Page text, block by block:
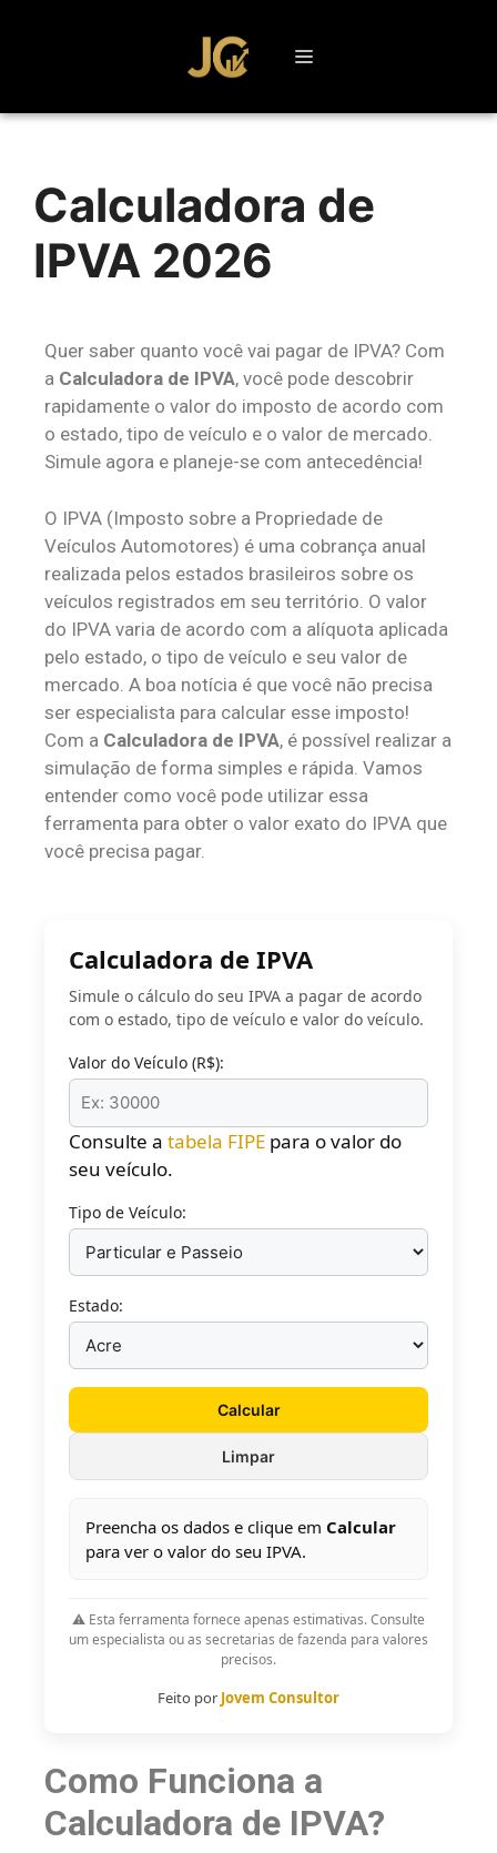
Calculadora de
IPVA 2026
Quer saber quanto você vai pagar de IPVA? Com
a Calculadora de IPVA, você pode descobrir
rapidamente o valor do imposto de acordo com
o estado, tipo de veículo e o valor de mercado.
Simule agora e planeje-se com antecedência!
O IPVA (Imposto sobre a Propriedade de
Veículos Automotores) é uma cobrança anual
realizada pelos estados brasileiros sobre os
veículos registrados em seu território. O valor
do IPVA varia de acordo com a alíquota aplicada
pelo estado, o tipo de veículo e seu valor de
mercado. A boa notícia é que você não precisa
ser especialista para calcular esse imposto!
Com a Calculadora de IPVA, é possível realizar a
simulação de forma simples e rápida. Vamos
entender como você pode utilizar essa
ferramenta para obter o valor exato do IPVA que
você precisa pagar.
Calculadora de IPVA
Simule o cálculo do seu IPVA a pagar de acordo
com o estado, tipo de veículo e valor do veículo.
Valor do Veículo (R$):
Consulte a tabela FIPE para o valor do
seu veículo.
Tipo de Veículo:
Estado:
Calcular
Limpar
Preencha os dados e clique em Calcular
para ver o valor do seu IPVA.
⚠️ Esta ferramenta fornece apenas estimativas. Consulte
um especialista ou as secretarias de fazenda para valores
precisos.
Feito por Jovem Consultor
Como Funciona a
Calculadora de IPVA?